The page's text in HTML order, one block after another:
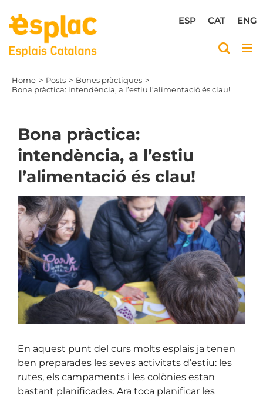
content
ENG
CAT
ESP
Home Posts
Bones pràctiques
Bona pràctica: intendència, a l’estiu l’alimentació és clau!
Bona pràctica:
intendència, a l’estiu
l’alimentació és clau!
View
Larger
Image
En aquest punt del curs molts esplais ja tenen
ben preparades les seves activitats d’estiu: les
rutes, els campaments i les colònies estan
bastant planificades. Ara toca planificar les